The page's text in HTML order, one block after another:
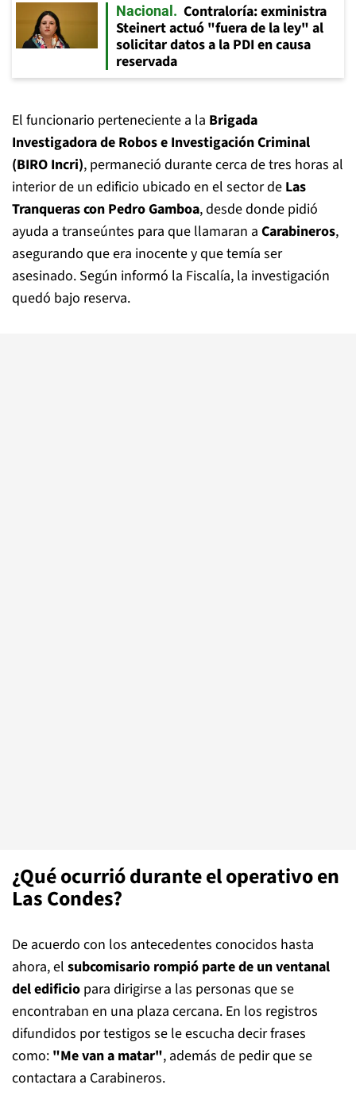
Nacional
Contraloría: exministra
Steinert actuó "fuera de la ley" al
solicitar datos a la PDI en causa
reservada
El funcionario perteneciente a la Brigada
Investigadora de Robos e Investigación Criminal
(BIRO Incri), permaneció durante cerca de tres horas al
interior de un edificio ubicado en el sector de Las
Tranqueras con Pedro Gamboa, desde donde pidió
ayuda a transeúntes para que llamaran a Carabineros,
asegurando que era inocente y que temía ser
asesinado. Según informó la Fiscalía, la investigación
quedó bajo reserva.
¿Qué ocurrió durante el operativo en
Las Condes?
De acuerdo con los antecedentes conocidos hasta
ahora, el subcomisario rompió parte de un ventanal
del edificio para dirigirse a las personas que se
encontraban en una plaza cercana. En los registros
difundidos por testigos se le escucha decir frases
como: "Me van a matar", además de pedir que se
contactara a Carabineros.